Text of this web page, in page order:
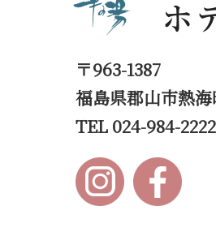
〒963-1387
福島県郡山市熱
TEL 024-984-2222